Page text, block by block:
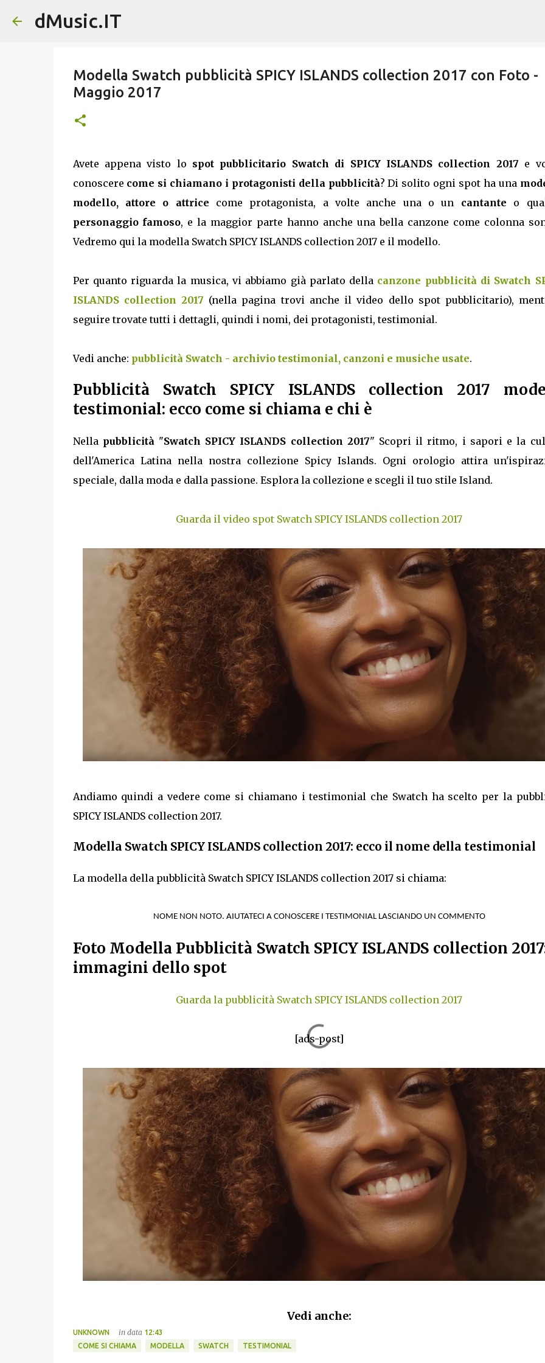
dMusic.IT
Modella Swatch pubblicità SPICY ISLANDS collection 2017 con Foto -
Maggio 2017
Avete appena visto lo spot pubblicitario Swatch di SPICY ISLANDS collection 2017 e
conoscere come si chiamano i protagonisti della pubblicità? Di solito ogni spot ha una
modello, attore o attrice come protagonista, a volte anche una o un cantante o
personaggio famoso, e la maggior parte hanno anche una bella canzone come colonna
Vedremo qui la modella Swatch SPICY ISLANDS collection 2017 e il modello.
Per quanto riguarda la musica, vi abbiamo già parlato della canzone pubblicità di Swatch
ISLANDS collection 2017 (nella pagina trovi anche il video dello spot pubblicitario),
seguire trovate tutti i dettagli, quindi i nomi, dei protagonisti, testimonial.
Vedi anche: pubblicità Swatch - archivio testimonial, canzoni e musiche usate.
Pubblicità Swatch SPICY ISLANDS collection 2017
testimonial: ecco come si chiama e chi è
Nella pubblicità "Swatch SPICY ISLANDS collection 2017" Scopri il ritmo, i sapori e la
dell'America Latina nella nostra collezione Spicy Islands. Ogni orologio attira
speciale, dalla moda e dalla passione. Esplora la collezione e scegli il tuo stile Island.
Guarda il video spot Swatch SPICY ISLANDS collection 2017
Andiamo quindi a vedere come si chiamano i testimonial che Swatch ha scelto per la
SPICY ISLANDS collection 2017.
Modella Swatch SPICY ISLANDS collection 2017: ecco il nome della testimonial
La modella della pubblicità Swatch SPICY ISLANDS collection 2017 si chiama:
NOME NON NOTO. AIUTATECI A CONOSCERE I TESTIMONIAL LASCIANDO UN COMMENTO
Foto Modella Pubblicità Swatch SPICY ISLANDS collection
immagini dello spot
Guarda la pubblicità Swatch SPICY ISLANDS collection 2017
[ads-post]
Vedi anche:
UNKNOWN in data 12:43
COME SI CHIAMA
MODELLA SWATCH TESTIMONIAL